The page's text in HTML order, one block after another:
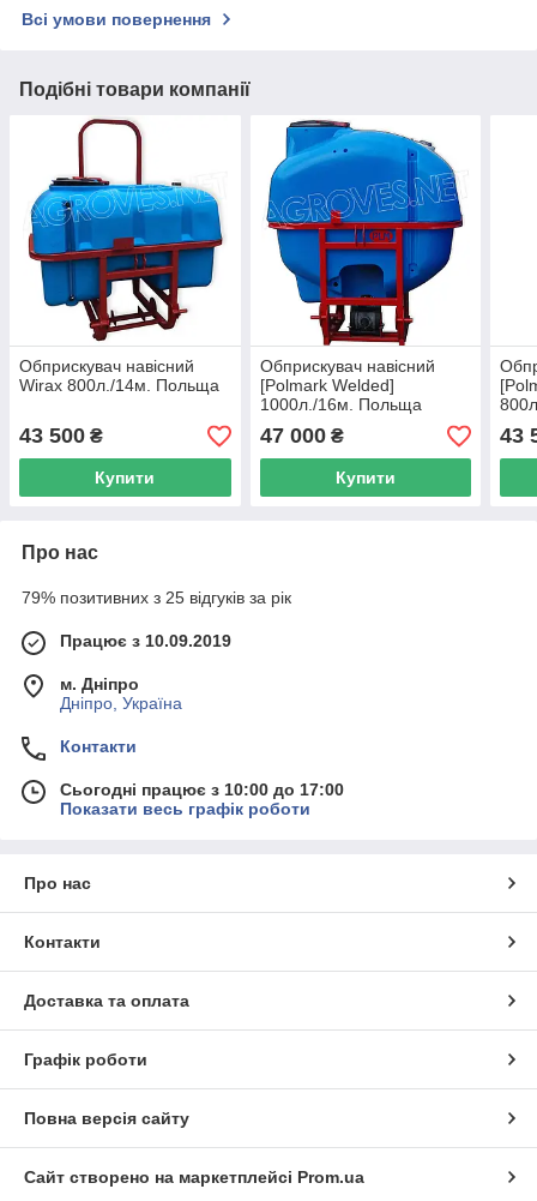
Всі умови повернення
Подібні товари компанії
Обприскувач навісний
Wirax 800л./14м. Польща
43 500 ₴
Купити
Обприскувач навісний
[Polmark Welded]
1000л./16м. Польща
47 000₴
Купити
43
Про нас
79% позитивних з 25 відгуків за рік
Працює з 10.09.2019
м. Дніпро
Дніпро, Україна
Контакти
Сьогодні працює з 10:00 до 17:00
Показати весь графік роботи
Про нас
Контакти
Доставка та оплата
Графік роботи
Повна версія сайту
Сайт створено на маркетплейсі Prom.ua